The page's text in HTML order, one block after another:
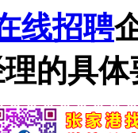
线招聘
的具